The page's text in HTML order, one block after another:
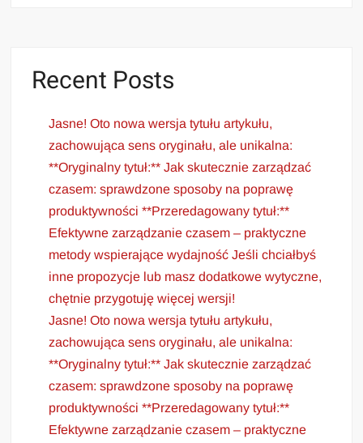
Recent Posts
Jasne! Oto nowa wersja tytułu artykułu,
zachowująca sens oryginału, ale unikalna:
**Oryginalny tytuł:** Jak skutecznie zarządzać
czasem: sprawdzone sposoby na poprawę
produktywności **Przeredagowany tytuł:**
Efektywne zarządzanie czasem – praktyczne
metody wspierające wydajność Jeśli chciałbyś
inne propozycje lub masz dodatkowe wytyczne,
chętnie przygotuję więcej wersji!
Jasne! Oto nowa wersja tytułu artykułu,
zachowująca sens oryginału, ale unikalna:
**Oryginalny tytuł:** Jak skutecznie zarządzać
czasem: sprawdzone sposoby na poprawę
produktywności **Przeredagowany tytuł:**
Efektywne zarządzanie czasem – praktyczne